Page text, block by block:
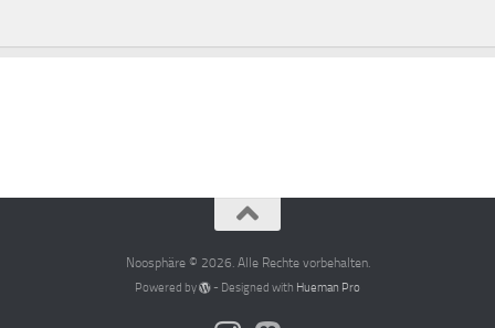
Noosphäre © 2026. Alle Rechte vorbehalten.
Powered by - Designed with Hueman Pro